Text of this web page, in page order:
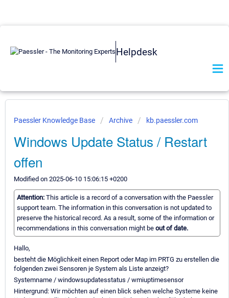
Helpdesk
Paessler Knowledge Base Archive kb.paessler.com
Windows Update Status / Restart
offen
Modified on 2025-06-10 15:06:15 +0200
Attention: This article is a record of a conversation with the Paessler
support team. The information in this conversation is not updated to
preserve the historical record. As a result, some of the information or
recommendations in this conversation might be out of date.
Hallo,
besteht die Möglichkeit einen Report oder Map im PRTG zu erstellen die
folgenden zwei Sensoren je System als Liste anzeigt?
Systemname / windowsupdatesstatus / wmiuptimesensor
Hintergrund: Wir möchten auf einen blick sehen welche Systeme keine